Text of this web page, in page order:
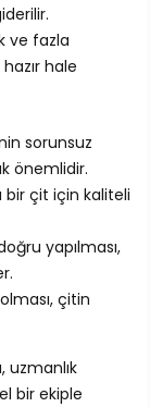
ve fazla
hale
sorunsuz
önemlidir.
bir çit için kaliteli
yapılması,
çitin
uzmanlık
bir ekiple